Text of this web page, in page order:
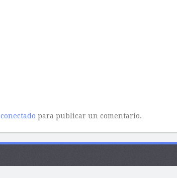
conectado para publicar un comentario.